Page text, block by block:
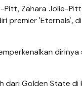
Pitt, Zahara Jolie-
'Eternals', di
dari Golden State